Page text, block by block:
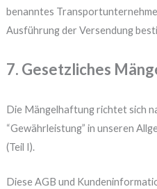
benanntes
Ausführung der Versendung
7. Gesetzliches
Die Mängelhaftung richtet sich
“Gewährleistung” in unseren
(Teil I).
Diese AGB und